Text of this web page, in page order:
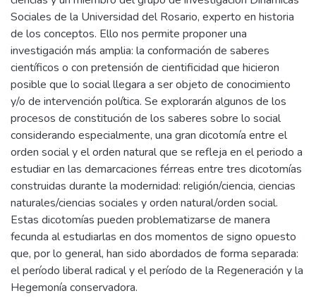
Sociales de la Universidad del Rosario, experto en historia
de los conceptos. Ello nos permite proponer una
investigación más amplia: la conformación de saberes
científicos o con pretensión de cientificidad que hicieron
posible que lo social llegara a ser objeto de conocimiento
y/o de intervención política. Se explorarán algunos de los
procesos de constitución de los saberes sobre lo social
considerando especialmente, una gran dicotomía entre el
orden social y el orden natural que se refleja en el periodo a
estudiar en las demarcaciones férreas entre tres dicotomías
construidas durante la modernidad: religión/ciencia, ciencias
naturales/ciencias sociales y orden natural/orden social.
Estas dicotomías pueden problematizarse de manera
fecunda al estudiarlas en dos momentos de signo opuesto
que, por lo general, han sido abordados de forma separada:
el período liberal radical y el período de la Regeneración y la
Hegemonía conservadora.